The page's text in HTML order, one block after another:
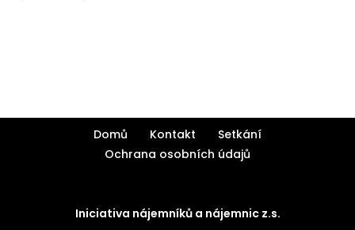
Domů Kontakt
Setkání
Ochrana osobních údajů
Iniciativa nájemníků a nájemnic z.s.